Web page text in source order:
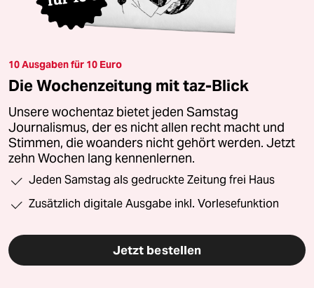
10 Ausgaben für 10 Euro
Die Wochenzeitung mit taz-Blick
Unsere wochentaz bietet jeden Samstag
Journalismus, der es nicht allen recht macht und
Stimmen, die woanders nicht gehört werden. Jetzt
zehn Wochen lang kennenlernen.
Jeden Samstag als gedruckte Zeitung frei Haus
Zusätzlich digitale Ausgabe inkl. Vorlesefunktion
Jetzt bestellen